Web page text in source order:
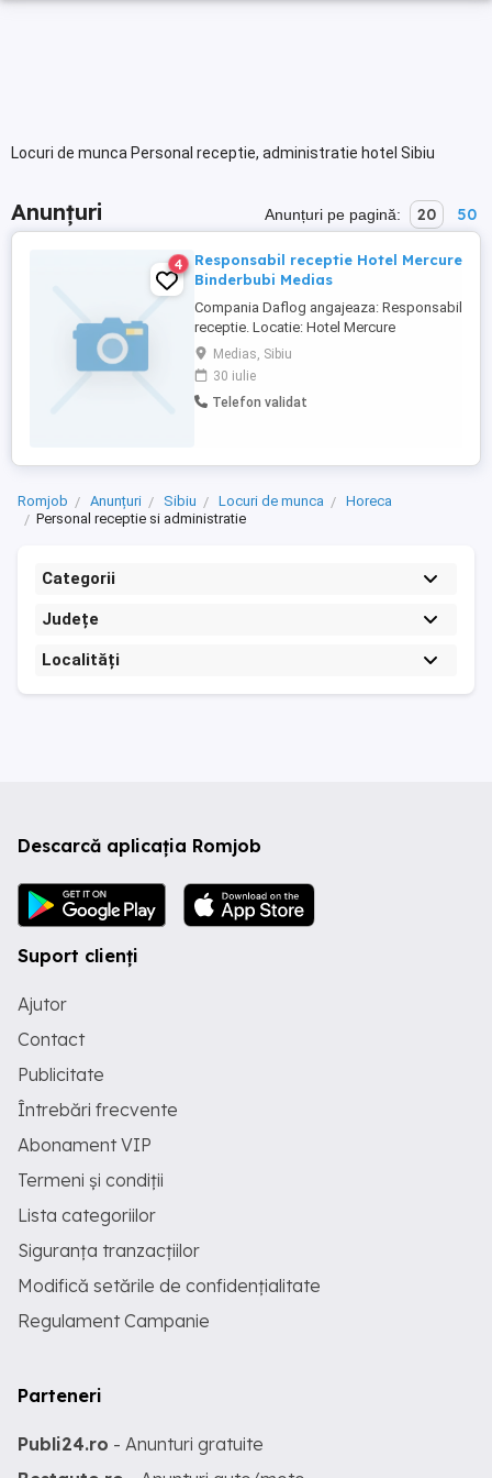
Locuri de munca Personal receptie, administratie hotel Sibiu
Anunțuri Anunțuri pe pagină: 20 50
4
Responsabil receptie Hotel Mercure
Binderbubi Medias
Compania Daflog angajeaza: Responsabil
receptie. Locatie: Hotel Mercure
Binderbubi Medias. Responsabilități
Cheie: - Primirea și înregistrarea oaspeților.
- Gestionarea rezervărilor (telefon, email,
platforme online). - Întocmirea
Medias, Sibiu
30 iulie
Telefon validat
Romjob Anunțuri Sibiu Locuri de munca
Horeca
Personal receptie si administratie
Categorii
Județe
Localități
Descarcă aplicația Romjob
Suport clienți
Ajutor
Contact
Publicitate
Întrebări frecvente
Abonament VIP
Termeni și condiții
Lista categoriilor
Siguranța tranzacțiilor
Modifică setările de confidențialitate
Regulament Campanie
Parteneri
Publi24.ro - Anunturi gratuite